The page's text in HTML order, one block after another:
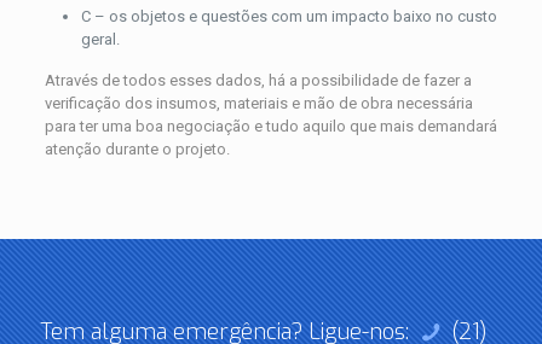
C – os objetos e questões com um impacto baixo no custo
geral.
Através de todos esses dados, há a possibilidade de fazer a
verificação dos insumos, materiais e mão de obra necessária
para ter uma boa negociação e tudo aquilo que mais demandará
atenção durante o projeto.
Tem alguma emergência? Ligue-nos:
(21)